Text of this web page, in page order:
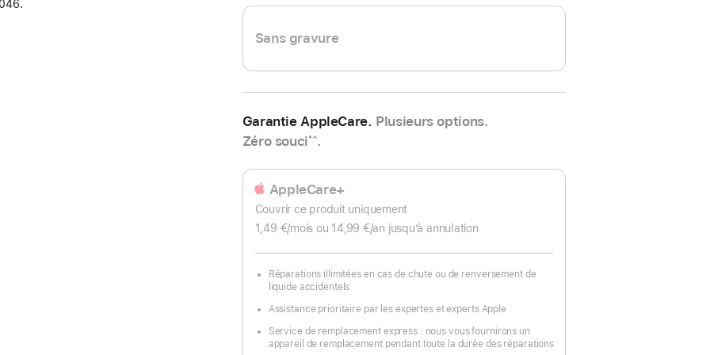
Sans gravure
Garantie AppleCare. Plusieurs options.
Zéro souci*^.
AppleCare+
Couvrir ce produit uniquement
1,49 €/mois par
ou 14,99 €/an par
jusqu’à annulation
Réparations illimitées en cas de chute ou de renversement de
liquide accidentels
Assistance prioritaire par les expertes et experts Apple
Service de remplacement express : nous vous fournirons un
appareil de remplacement pendant toute la durée des réparations